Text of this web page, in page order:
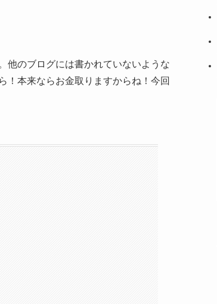
他のブログには書かれていないような
！本来ならお金取りますからね！今回